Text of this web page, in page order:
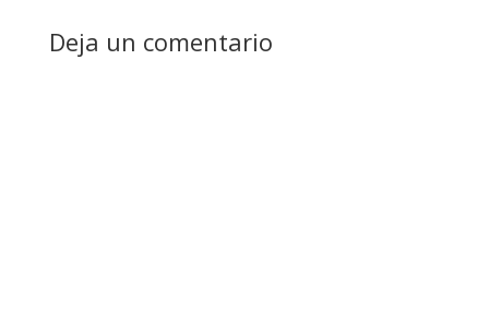
Deja un comentario